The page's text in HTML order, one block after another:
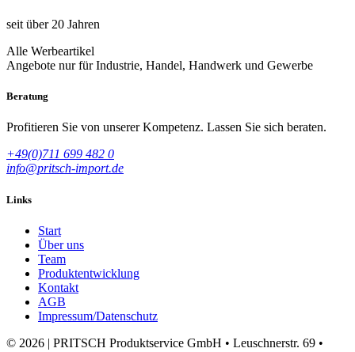
seit über 20 Jahren
Alle Werbeartikel
Angebote nur für Industrie, Handel, Handwerk und Gewerbe
Beratung
Profitieren Sie von unserer Kompetenz. Lassen Sie sich beraten.
+49(0)711 699 482 0
info@pritsch-import.de
Links
Start
Über uns
Team
Produktentwicklung
Kontakt
AGB
Impressum/Datenschutz
© 2026 | PRITSCH Produktservice GmbH • Leuschnerstr. 69 •